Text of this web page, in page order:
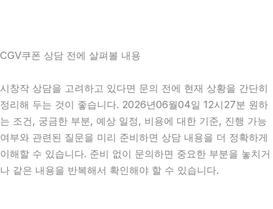
CGV쿠폰 상담 전에 살펴볼 내용
시창작 상담을 고려하고 있다면 문의 전에 현재 상황을 간단히
정리해 두는 것이 좋습니다. 2026년06월04일 12시27분 원하
는 조건, 궁금한 부분, 예상 일정, 비용에 대한 기준, 진행 가능
여부와 관련된 질문을 미리 준비하면 상담 내용을 더 정확하게
이해할 수 있습니다. 준비 없이 문의하면 중요한 부분을 놓치거
나 같은 내용을 반복해서 확인해야 할 수 있습니다.